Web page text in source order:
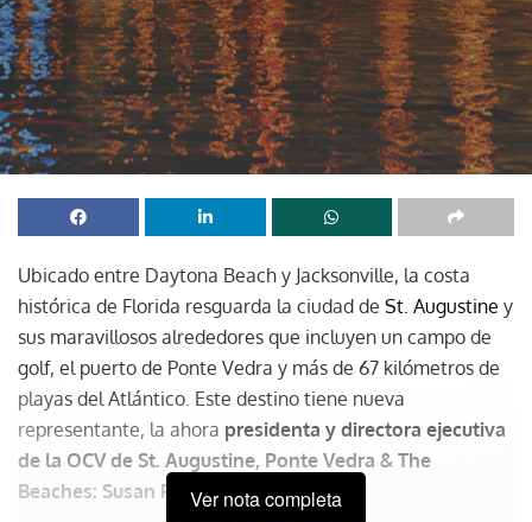
Ubicado entre Daytona Beach y Jacksonville, la costa
histórica de Florida resguarda la ciudad de St. Augustine y
sus maravillosos alrededores que incluyen un campo de
golf, el puerto de Ponte Vedra y más de 67 kilómetros de
playas del Atlántico. Este destino tiene nueva
representante, la ahora presidenta y directora ejecutiva
de la OCV de St. Augustine, Ponte Vedra & The
Beaches: Susan Phillips.Ver nota completa